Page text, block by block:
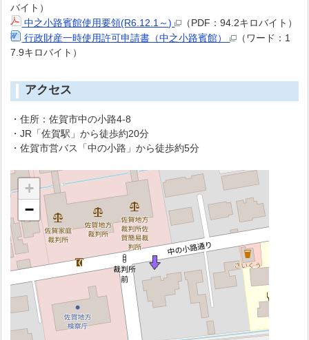
バイト）
中之小路賓館使用要領(R6.12.1～)
（PDF：94.2キロバイト）
行政財産一時使用許可申請書（中之小路賓館）
（ワード：1
7.9キロバイト）
アクセス
・住所：佐賀市中の小路4-8
・JR「佐賀駅」から徒歩約20分
・佐賀市営バス「中の小路」から徒歩約5分